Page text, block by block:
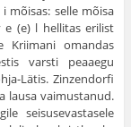
mõisas: selle mõisa
e (e) l hellitas erilist
Kriimani omandas
varsti peaaegu
Lätis. Zinzendorfi
lausa vaimustanud.
seisusevastasele